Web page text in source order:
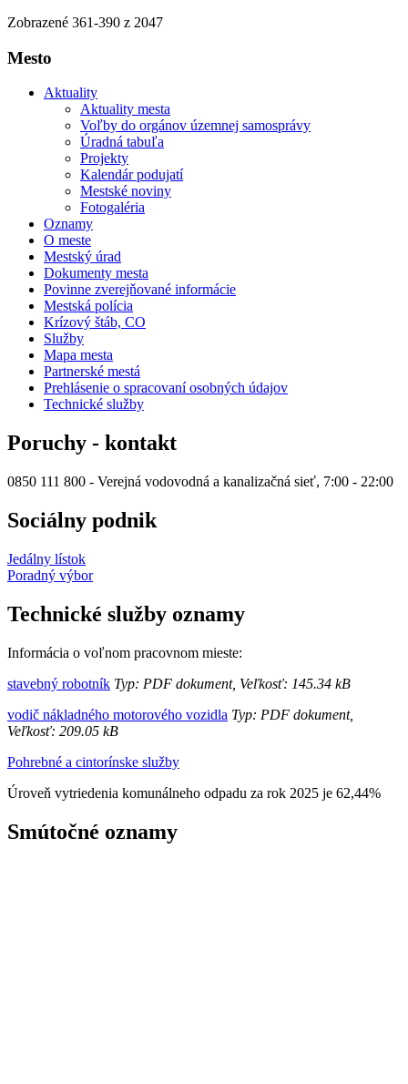
Zobrazené 361-390 z 2047
Mesto
Aktuality
Aktuality mesta
Voľby do orgánov územnej samosprávy
Úradná tabuľa
Projekty
Kalendár podujatí
Mestské noviny
Fotogaléria
Oznamy
O meste
Mestský úrad
Dokumenty mesta
Povinne zverejňované informácie
Mestská polícia
Krízový štáb, CO
Služby
Mapa mesta
Partnerské mestá
Prehlásenie o spracovaní osobných údajov
Technické služby
Poruchy - kontakt
0850 111 800 - Verejná vodovodná a kanalizačná sieť, 7:00 - 22:00
Sociálny podnik
Jedálny lístok
Poradný výbor
Technické služby oznamy
Informácia o voľnom pracovnom mieste:
stavebný robotník Typ: PDF dokument, Veľkosť: 145.34 kB
vodič nákladného motorového vozidla Typ: PDF dokument,
Veľkosť: 209.05 kB
Pohrebné a cintorínske služby
Úroveň vytriedenia komunálneho odpadu za rok 2025 je 62,44%
Smútočné oznamy